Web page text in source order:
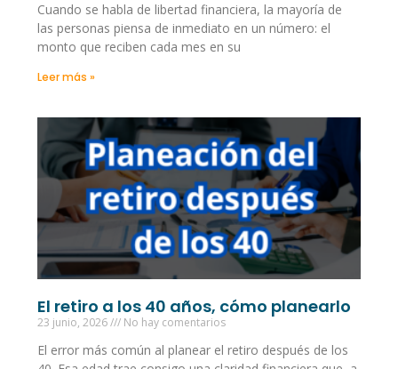
Cuando se habla de libertad financiera, la mayoría de
las personas piensa de inmediato en un número: el
monto que reciben cada mes en su
Leer más »
El retiro a los 40 años, cómo planearlo
23 junio, 2026 No hay comentarios
El error más común al planear el retiro después de los